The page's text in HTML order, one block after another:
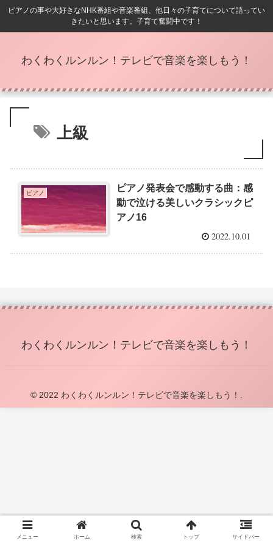
ピアノの事や大好きなNHK番組や音楽番組、他日々の子育てについて語ってい
きたいと思います。子育て奮闘中です！
わくわくルンルン！テレビで音楽を楽しもう！
上級
ピアノ
ピアノ発表会で感動する曲：感
動で泣ける美しいクラシックピ
アノ16
2022.10.01
わくわくルンルン！テレビで音楽を楽しもう！
© 2022 わくわくルンルン！テレビで音楽を楽しもう！.
メニュー ホーム 検索 トップ サイドバー